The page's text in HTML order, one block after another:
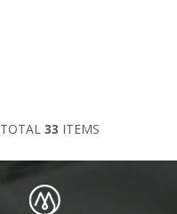
TOTAL 33 ITEMS